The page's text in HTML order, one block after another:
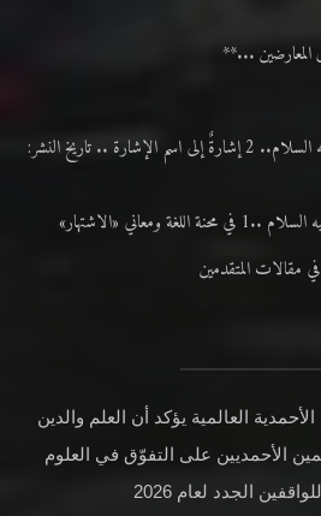
...**
رأي في لغة المسيح الموعود عليه السلام.. 2 إشارةٌ إلى اسم الإشارة .. تاريخ النشر:
ومعاني «الاشتهار»
مقالات المتقدمين
العالمية يؤكد أن العلم والدين
الأحمديين على التفوّق في العلوم
الجدد لعام 2026